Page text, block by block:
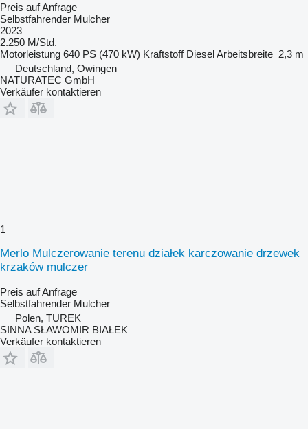
Preis auf Anfrage
Selbstfahrender Mulcher
2023
2.250 M/Std.
Motorleistung 640 PS (470 kW) Kraftstoff DieselArbeitsbreite 2,3 m
Deutschland, Owingen
NATURATEC GmbH
Verkäufer kontaktieren
1
Merlo Mulczerowanie terenu działek karczowanie drzewek
krzaków mulczer
Preis auf Anfrage
Selbstfahrender Mulcher
Polen, TUREK
SINNA SŁAWOMIR BIAŁEK
Verkäufer kontaktieren